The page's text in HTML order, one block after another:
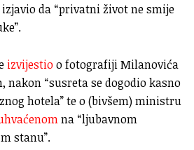
da “privatni život ne smije
izvijestioo fotografiji Milanovića
nakon “susreta se dogodio kasno
hotela” te o (bivšem) ministru
na “ljubavnom
stanu”.